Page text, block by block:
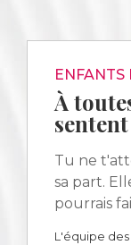
À
Tu ne
sa part.
pourrais
L'équipe